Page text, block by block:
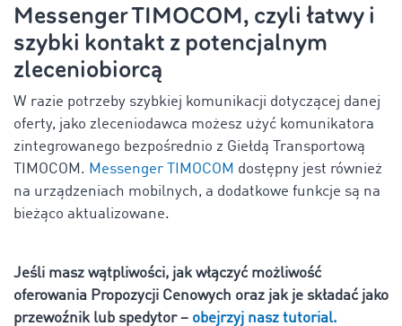
Messenger TIMOCOM, czyli łatwy i
szybki kontakt z potencjalnym
zleceniobiorcą
W razie potrzeby szybkiej komunikacji dotyczącej danej
oferty, jako zleceniodawca możesz użyć komunikatora
zintegrowanego bezpośrednio z Giełdą Transportową
TIMOCOM. Messenger TIMOCOM dostępny jest również
na urządzeniach mobilnych, a dodatkowe funkcje są na
bieżąco aktualizowane.
Jeśli masz wątpliwości, jak włączyć możliwość
oferowania Propozycji Cenowych oraz jak je składać jako
przewoźnik lub spedytor – obejrzyj nasz tutorial.